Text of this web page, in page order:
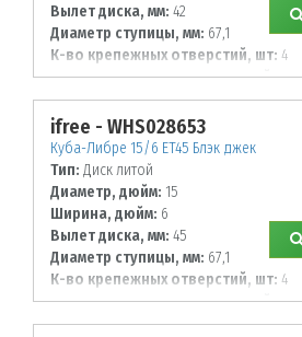
Вылет диска, мм: 42
Диаметр ступицы, мм: 67,1
К-во крепежных отверстий, шт: 4
Диаметр располож. отверстий, мм:
100
ifree - WHS028653
Куба-Либре 15/6 ET45 Блэк джек
Тип: Диск литой
Диаметр, дюйм: 15
Ширина, дюйм: 6
Вылет диска, мм: 45
Диаметр ступицы, мм: 67,1
К-во крепежных отверстий, шт: 4
Диаметр располож. отверстий, мм:
100